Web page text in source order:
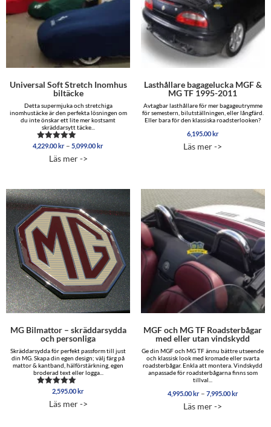
Universal Soft Stretch Inomhus
biltäcke
Detta supermjuka och stretchiga
inomhustäcke är den perfekta lösningen om
du inte önskar ett lite mer kostsamt
skräddarsytt täcke...
Betygsatt
av 5
4,229.00kr – 5,099.00krPrisintervall:
Läs mer ->
Lasthållare bagagelucka MGF &
MG TF 1995-2011
Avtagbar lasthållare för mer bagageutrymme
för semestern, bilutställningen, eller långfärd.
Eller bara för den klassiska roadsterlooken?
6,195.00kr
Läs mer ->
MG Bilmattor – skräddarsydda
och personliga
Skräddarsydda för perfekt passform till just
din MG. Skapa din egen design; välj färg på
mattor & kantband, hälförstärkning, egen
broderad text eller logga...
Betygsatt
av 5
2,595.00kr
Läs mer ->
MGF och MG TF Roadsterbågar
med eller utan vindskydd
Ge din MGF och MG TF ännu bättre utseende
och klassisk look med kromade eller svarta
roadsterbågar. Enkla att montera. Vindskydd
anpassade för roadsterbågarna finns som
tillval...
4,995.00kr – 7,995.00kr
Läs mer ->